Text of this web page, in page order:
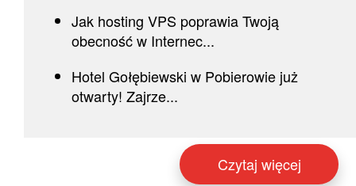
Jak hosting VPS poprawia Twoją
obecność w Internec...
Hotel Gołębiewski w Pobierowie już
otwarty! Zajrze...
Czytaj więcej